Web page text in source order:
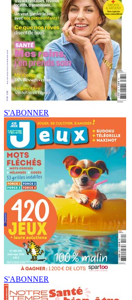
S'ABONNER
S'ABONNER